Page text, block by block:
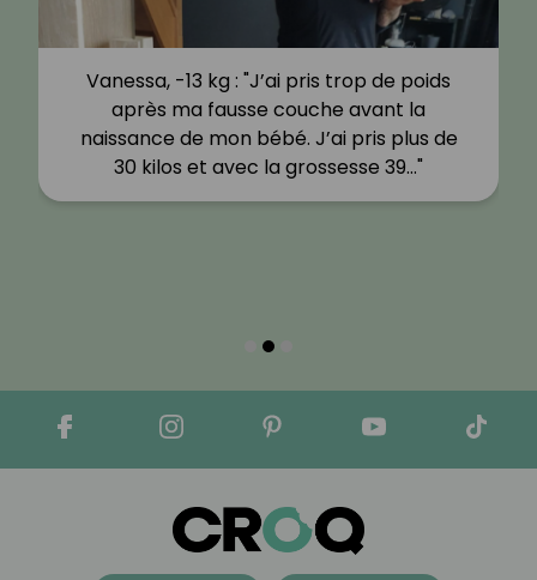
Vanessa, -13 kg : "J’ai pris trop de poids
après ma fausse couche avant la
naissance de mon bébé. J’ai pris plus de
30 kilos et avec la grossesse 39…"